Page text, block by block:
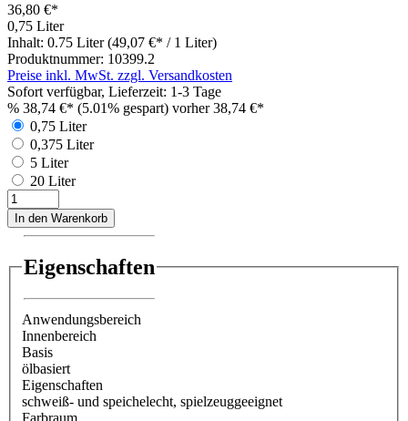
36,80 €*
0,75 Liter
Inhalt: 0.75 Liter (49,07 €* / 1 Liter)
Produktnummer: 10399.2
Preise inkl. MwSt. zzgl. Versandkosten
Sofort verfügbar, Lieferzeit: 1-3 Tage
% 38,74 €* (5.01% gespart) vorher 38,74 €*
0,75 Liter
0,375 Liter
5 Liter
20 Liter
In den Warenkorb
Eigenschaften
Anwendungsbereich
Innenbereich
Basis
ölbasiert
Eigenschaften
schweiß- und speichelecht, spielzeuggeeignet